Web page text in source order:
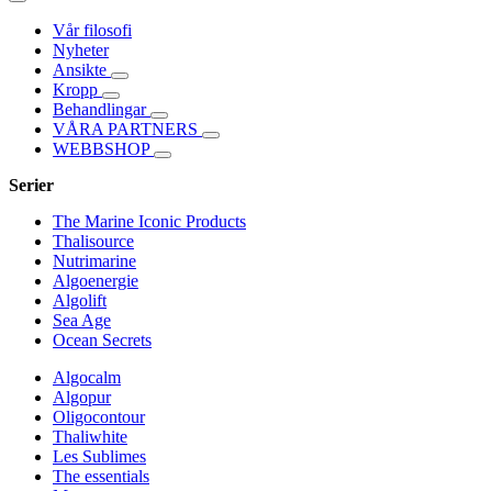
Vår filosofi
Nyheter
Ansikte
Kropp
Behandlingar
VÅRA PARTNERS
WEBBSHOP
Serier
The Marine Iconic Products
Thalisource
Nutrimarine
Algoenergie
Algolift
Sea Age
Ocean Secrets
Algocalm
Algopur
Oligocontour
Thaliwhite
Les Sublimes
The essentials